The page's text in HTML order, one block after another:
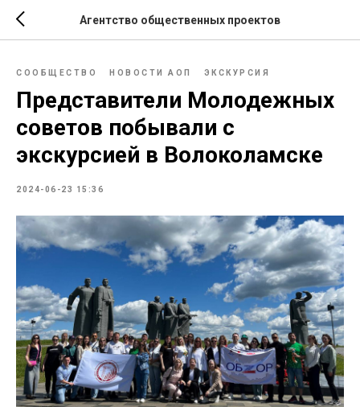
Агентство общественных проектов
СООБЩЕСТВО НОВОСТИ АОП ЭКСКУРСИЯ
Представители Молодежных
советов побывали с
экскурсией в Волоколамске
2024-06-23 15:36